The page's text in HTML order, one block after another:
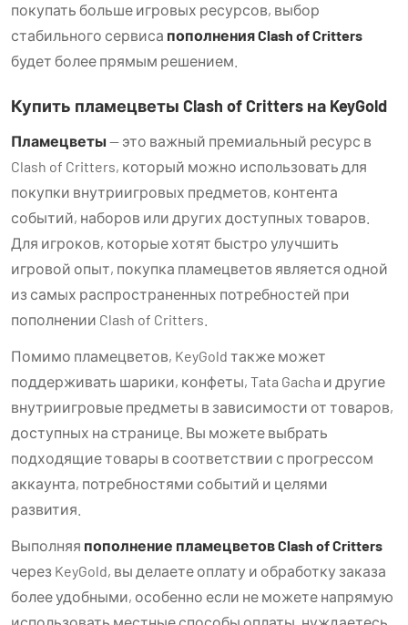
покупать больше игровых ресурсов, выбор
стабильного сервиса пополнения Clash of Critters
будет более прямым решением.
Купить пламецветы Clash of Critters на KeyGold
Пламецветы — это важный премиальный ресурс в
Clash of Critters, который можно использовать для
покупки внутриигровых предметов, контента
событий, наборов или других доступных товаров.
Для игроков, которые хотят быстро улучшить
игровой опыт, покупка пламецветов является одной
из самых распространенных потребностей при
пополнении Clash of Critters.
Помимо пламецветов, KeyGold также может
поддерживать шарики, конфеты, Tata Gacha и другие
внутриигровые предметы в зависимости от товаров,
доступных на странице. Вы можете выбрать
подходящие товары в соответствии с прогрессом
аккаунта, потребностями событий и целями
развития.
Выполняя пополнение пламецветов Clash of Critters
через KeyGold, вы делаете оплату и обработку заказа
более удобными, особенно если не можете напрямую